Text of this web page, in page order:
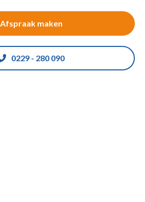
Afspraak maken
0229 - 280 090